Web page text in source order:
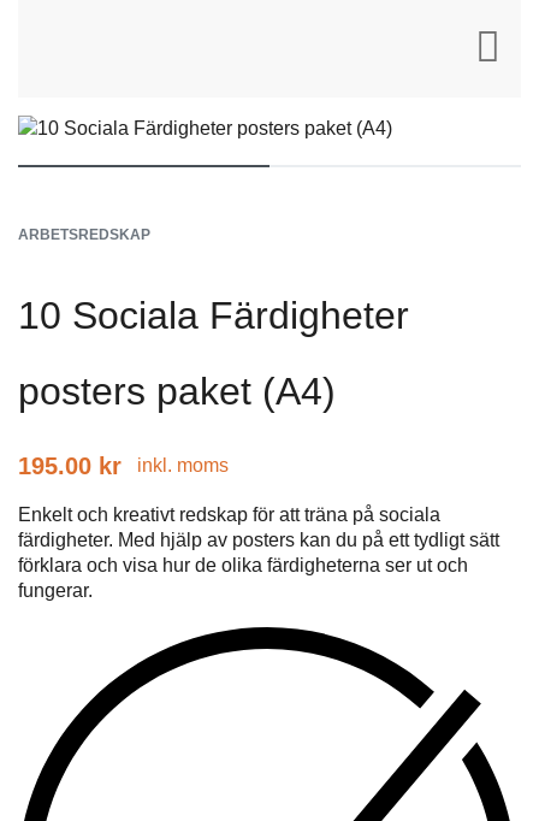
ARBETSREDSKAP
10 Sociala Färdigheter
posters paket (A4)
195.00 kr inkl. moms
Enkelt och kreativt redskap för att träna på sociala
färdigheter. Med hjälp av posters kan du på ett tydligt sätt
förklara och visa hur de olika färdigheterna ser ut och
fungerar.